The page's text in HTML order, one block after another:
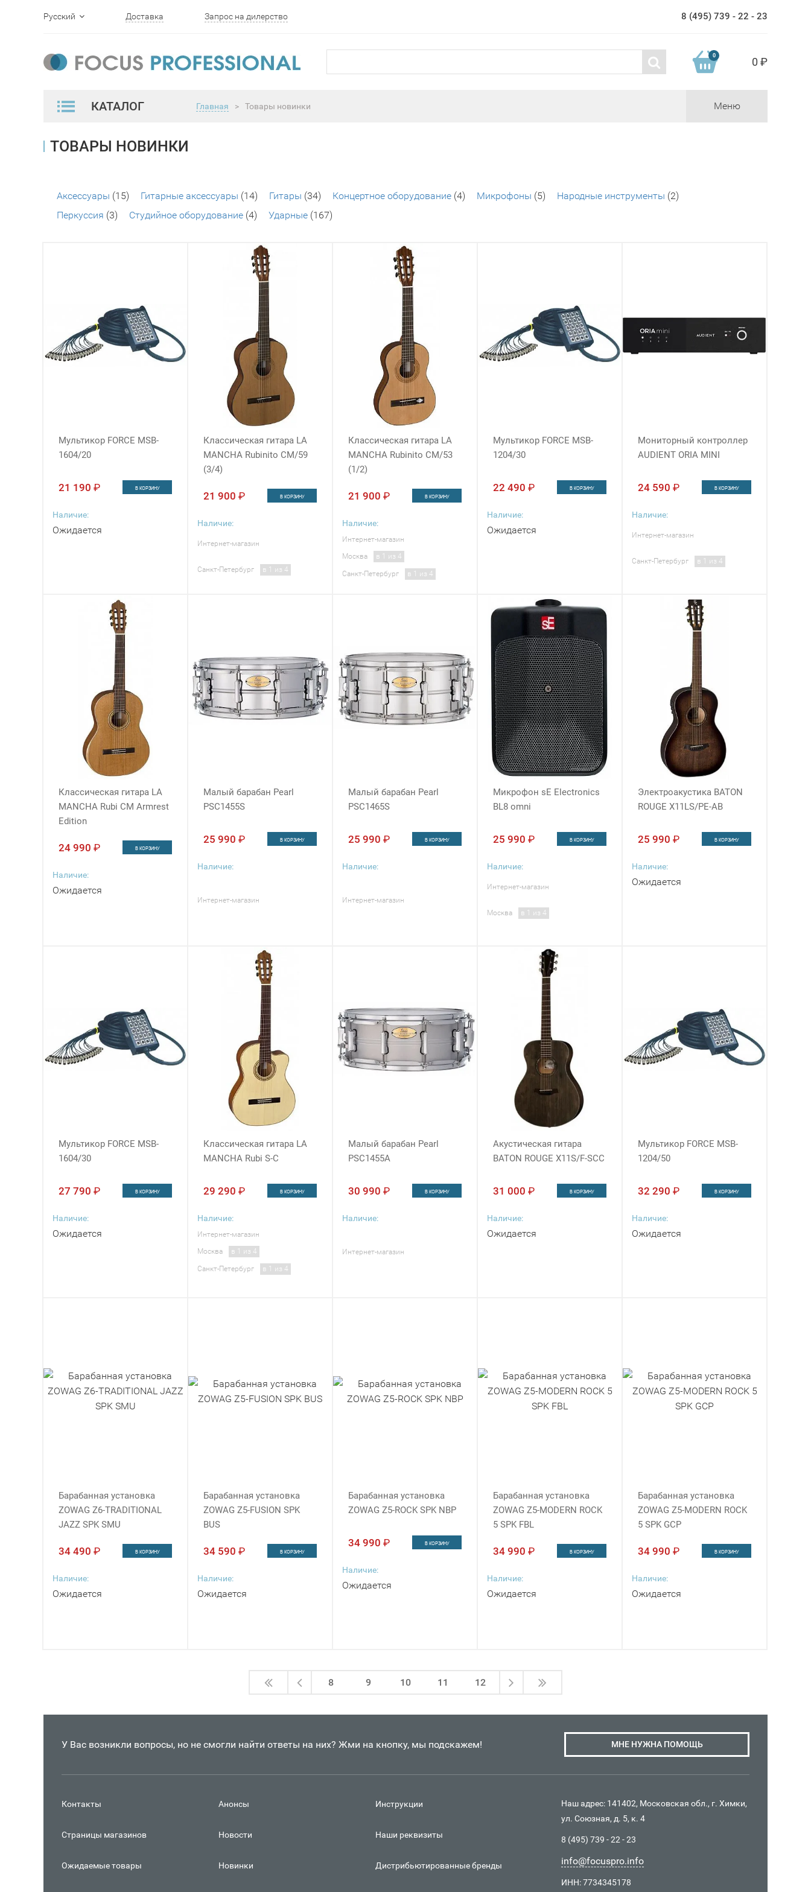
Русский
Доставка Запрос на дилерство 8 (495) 739 - 22 - 23
0 0 ₽
КАТАЛОГ Главная > Товары новинки Меню
ТОВАРЫ НОВИНКИ
Аксессуары (15) Гитарные аксессуары (14) Гитары (34) Концертное оборудование (4) Микрофоны (5) Народные инструменты (2)
Перкуссия (3) Студийное оборудование (4) Ударные (167)
Мультикор FORCE MSB-
1604/20
21 190 ₽ В КОРЗИНУ
Наличие:
Ожидается
Классическая гитара LA
MANCHA Rubinito CM/59
(3/4)
21 900 ₽ В КОРЗИНУ
Наличие:
Интернет-магазин
Санкт-Петербург в 1 из 4
Классическая гитара LA
MANCHA Rubinito CM/53
(1/2)
21 900 ₽ В КОРЗИНУ
Наличие:
Интернет-магазин
Москва в 1 из 4
Санкт-Петербург в 1 из 4
Мультикор FORCE MSB-
1204/30
22 490 ₽ В КОРЗИНУ
Наличие:
Ожидается
Мониторный контроллер
AUDIENT ORIA MINI
24 590 ₽ В КОРЗИНУ
Наличие:
Интернет-магазин
Санкт-Петербург в 1 из 4
Классическая гитара LA
MANCHA Rubi CM Armrest
Edition
24 990 ₽ В КОРЗИНУ
Наличие:
Ожидается
Малый барабан Pearl
PSC1455S
25 990 ₽ В КОРЗИНУ
Наличие:
Интернет-магазин
Малый барабан Pearl
PSC1465S
25 990 ₽ В КОРЗИНУ
Наличие:
Интернет-магазин
Микрофон sE Electronics
BL8 omni
25 990 ₽ В КОРЗИНУ
Наличие:
Интернет-магазин
Москва в 1 из 4
Электроакустика BATON
ROUGE X11LS/PE-AB
25 990 ₽ В КОРЗИНУ
Наличие:
Ожидается
Мультикор FORCE MSB-
1604/30
27 790 ₽ В КОРЗИНУ
Наличие:
Ожидается
Классическая гитара LA
MANCHA Rubi S-C
29 290 ₽ В КОРЗИНУ
Наличие:
Интернет-магазин
Москва в 1 из 4
Санкт-Петербург в 1 из 4
Малый барабан Pearl
PSC1455A
30 990 ₽ В КОРЗИНУ
Наличие:
Интернет-магазин
Акустическая гитара
BATON ROUGE X11S/F-SCC
31 000 ₽ В КОРЗИНУ
Наличие:
Ожидается
Мультикор FORCE MSB-
1204/50
32 290 ₽ В КОРЗИНУ
Наличие:
Ожидается
Барабанная установка
ZOWAG Z6-TRADITIONAL
JAZZ SPK SMU
34 490 ₽ В КОРЗИНУ
Наличие:
Ожидается
Барабанная установка
ZOWAG Z5-FUSION SPK
BUS
34 590 ₽ В КОРЗИНУ
Наличие:
Ожидается
Барабанная установка
ZOWAG Z5-ROCK SPK NBP
34 990 ₽ В КОРЗИНУ
Наличие:
Ожидается
Барабанная установка
ZOWAG Z5-MODERN ROCK
5 SPK FBL
34 990 ₽ В КОРЗИНУ
Наличие:
Ожидается
Барабанная установка
ZOWAG Z5-MODERN ROCK
5 SPK GCP
34 990 ₽ В КОРЗИНУ
Наличие:
Ожидается
8 9 10 11 12
У Вас возникли вопросы, но не смогли найти ответы на них? Жми на кнопку, мы подскажем! МНЕ НУЖНА ПОМОЩЬ
Контакты
Страницы магазинов
Ожидаемые товары
Анонсы
Новости
Новинки
Инструкции
Наши реквизиты
Дистрибьютированные бренды
Наш адрес: 141402, Московская обл., г. Химки,
ул. Союзная, д. 5, к. 4
8 (495) 739 - 22 - 23
info@focuspro.info
ИНН: 7734345178